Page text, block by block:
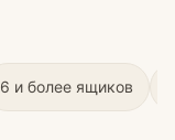
6 и более ящиков